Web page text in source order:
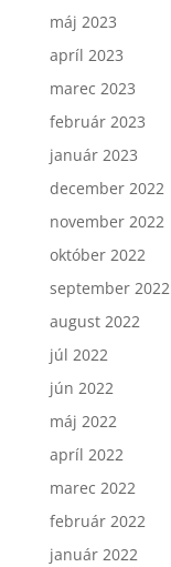
máj 2023
apríl 2023
marec 2023
február 2023
január 2023
december 2022
november 2022
október 2022
september 2022
august 2022
júl 2022
jún 2022
máj 2022
apríl 2022
marec 2022
február 2022
január 2022